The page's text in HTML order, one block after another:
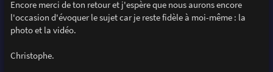
Encore merci de ton retour et j'espère que nous aurons encore
l'occasion d'évoquer le sujet car je reste fidèle à moi-même : la
photo et la vidéo.
Christophe.